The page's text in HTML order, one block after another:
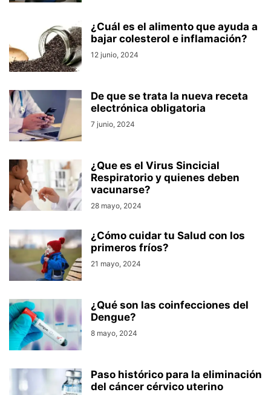
¿Cuál es el alimento que ayuda a
bajar colesterol e inflamación?
12 junio, 2024
De que se trata la nueva receta
electrónica obligatoria
7 junio, 2024
¿Que es el Virus Sincicial
Respiratorio y quienes deben
vacunarse?
28 mayo, 2024
¿Cómo cuidar tu Salud con los
primeros fríos?
21 mayo, 2024
¿Qué son las coinfecciones del
Dengue?
8 mayo, 2024
Paso histórico para la eliminación
del cáncer cérvico uterino